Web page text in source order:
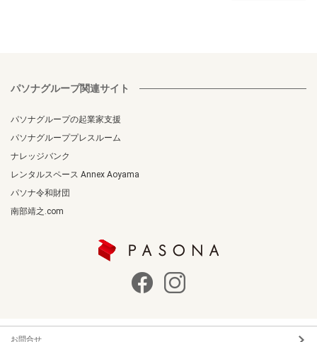
パソナグループ関連サイト
パソナグループの起業家支援
パソナグループプレスルーム
ナレッジバンク
レンタルスペース Annex Aoyama
パソナ令和財団
南部靖之.com
お問合せ